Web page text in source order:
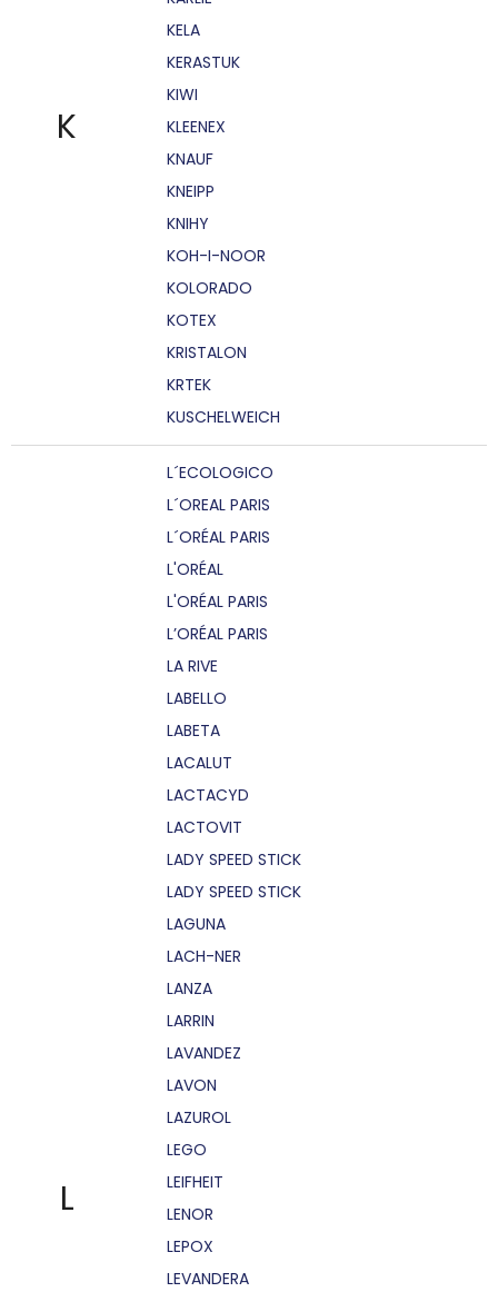
K
KELA
KERASTUK
KIWI
KLEENEX
KNAUF
KNEIPP
KNIHY
KOH-I-NOOR
KOLORADO
KOTEX
KRISTALON
KRTEK
KUSCHELWEICH
L
L´ECOLOGICO
L´OREAL PARIS
L´ORÉAL PARIS
L'ORÉAL
L'ORÉAL PARIS
L’ORÉAL PARIS
LA RIVE
LABELLO
LABETA
LACALUT
LACTACYD
LACTOVIT
LADY SPEED STICK
LADY SPEED STICK
LAGUNA
LACH-NER
LANZA
LARRIN
LAVANDEZ
LAVON
LAZUROL
LEGO
LEIFHEIT
LENOR
LEPOX
LEVANDERA